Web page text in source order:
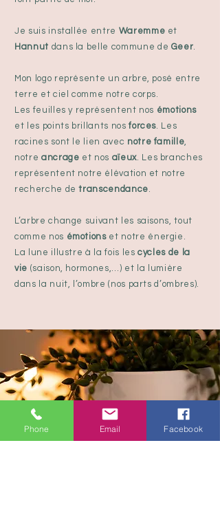
Je suis installée entre Waremme et
Hannut dans la belle commune de Geer.
Mon logo représente un arbre, posé entre
terre et ciel comme notre corps.
Les feuilles y représentent nos émotions
et les points brillants nosforces. Les
racines sont le lien avec notre famille,
notre ancrage et nos aïeux. Les branches
représentent notre élévation et notre
recherche detranscendance.
L’arbre change suivant les saisons, tout
comme nos émotionset notre énergie.
La lune illustre à la fois lescycles de la
vie (saison, hormones,…) et la lumière
dans la nuit, l’ombre (nos parts d’ombres).
Phone Email Facebook